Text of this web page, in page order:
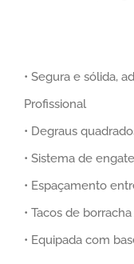
• Segura e sólida,
Profissional
• Degraus
• Sistema de
• Espaçamento
• Tacos de
• Equipada com